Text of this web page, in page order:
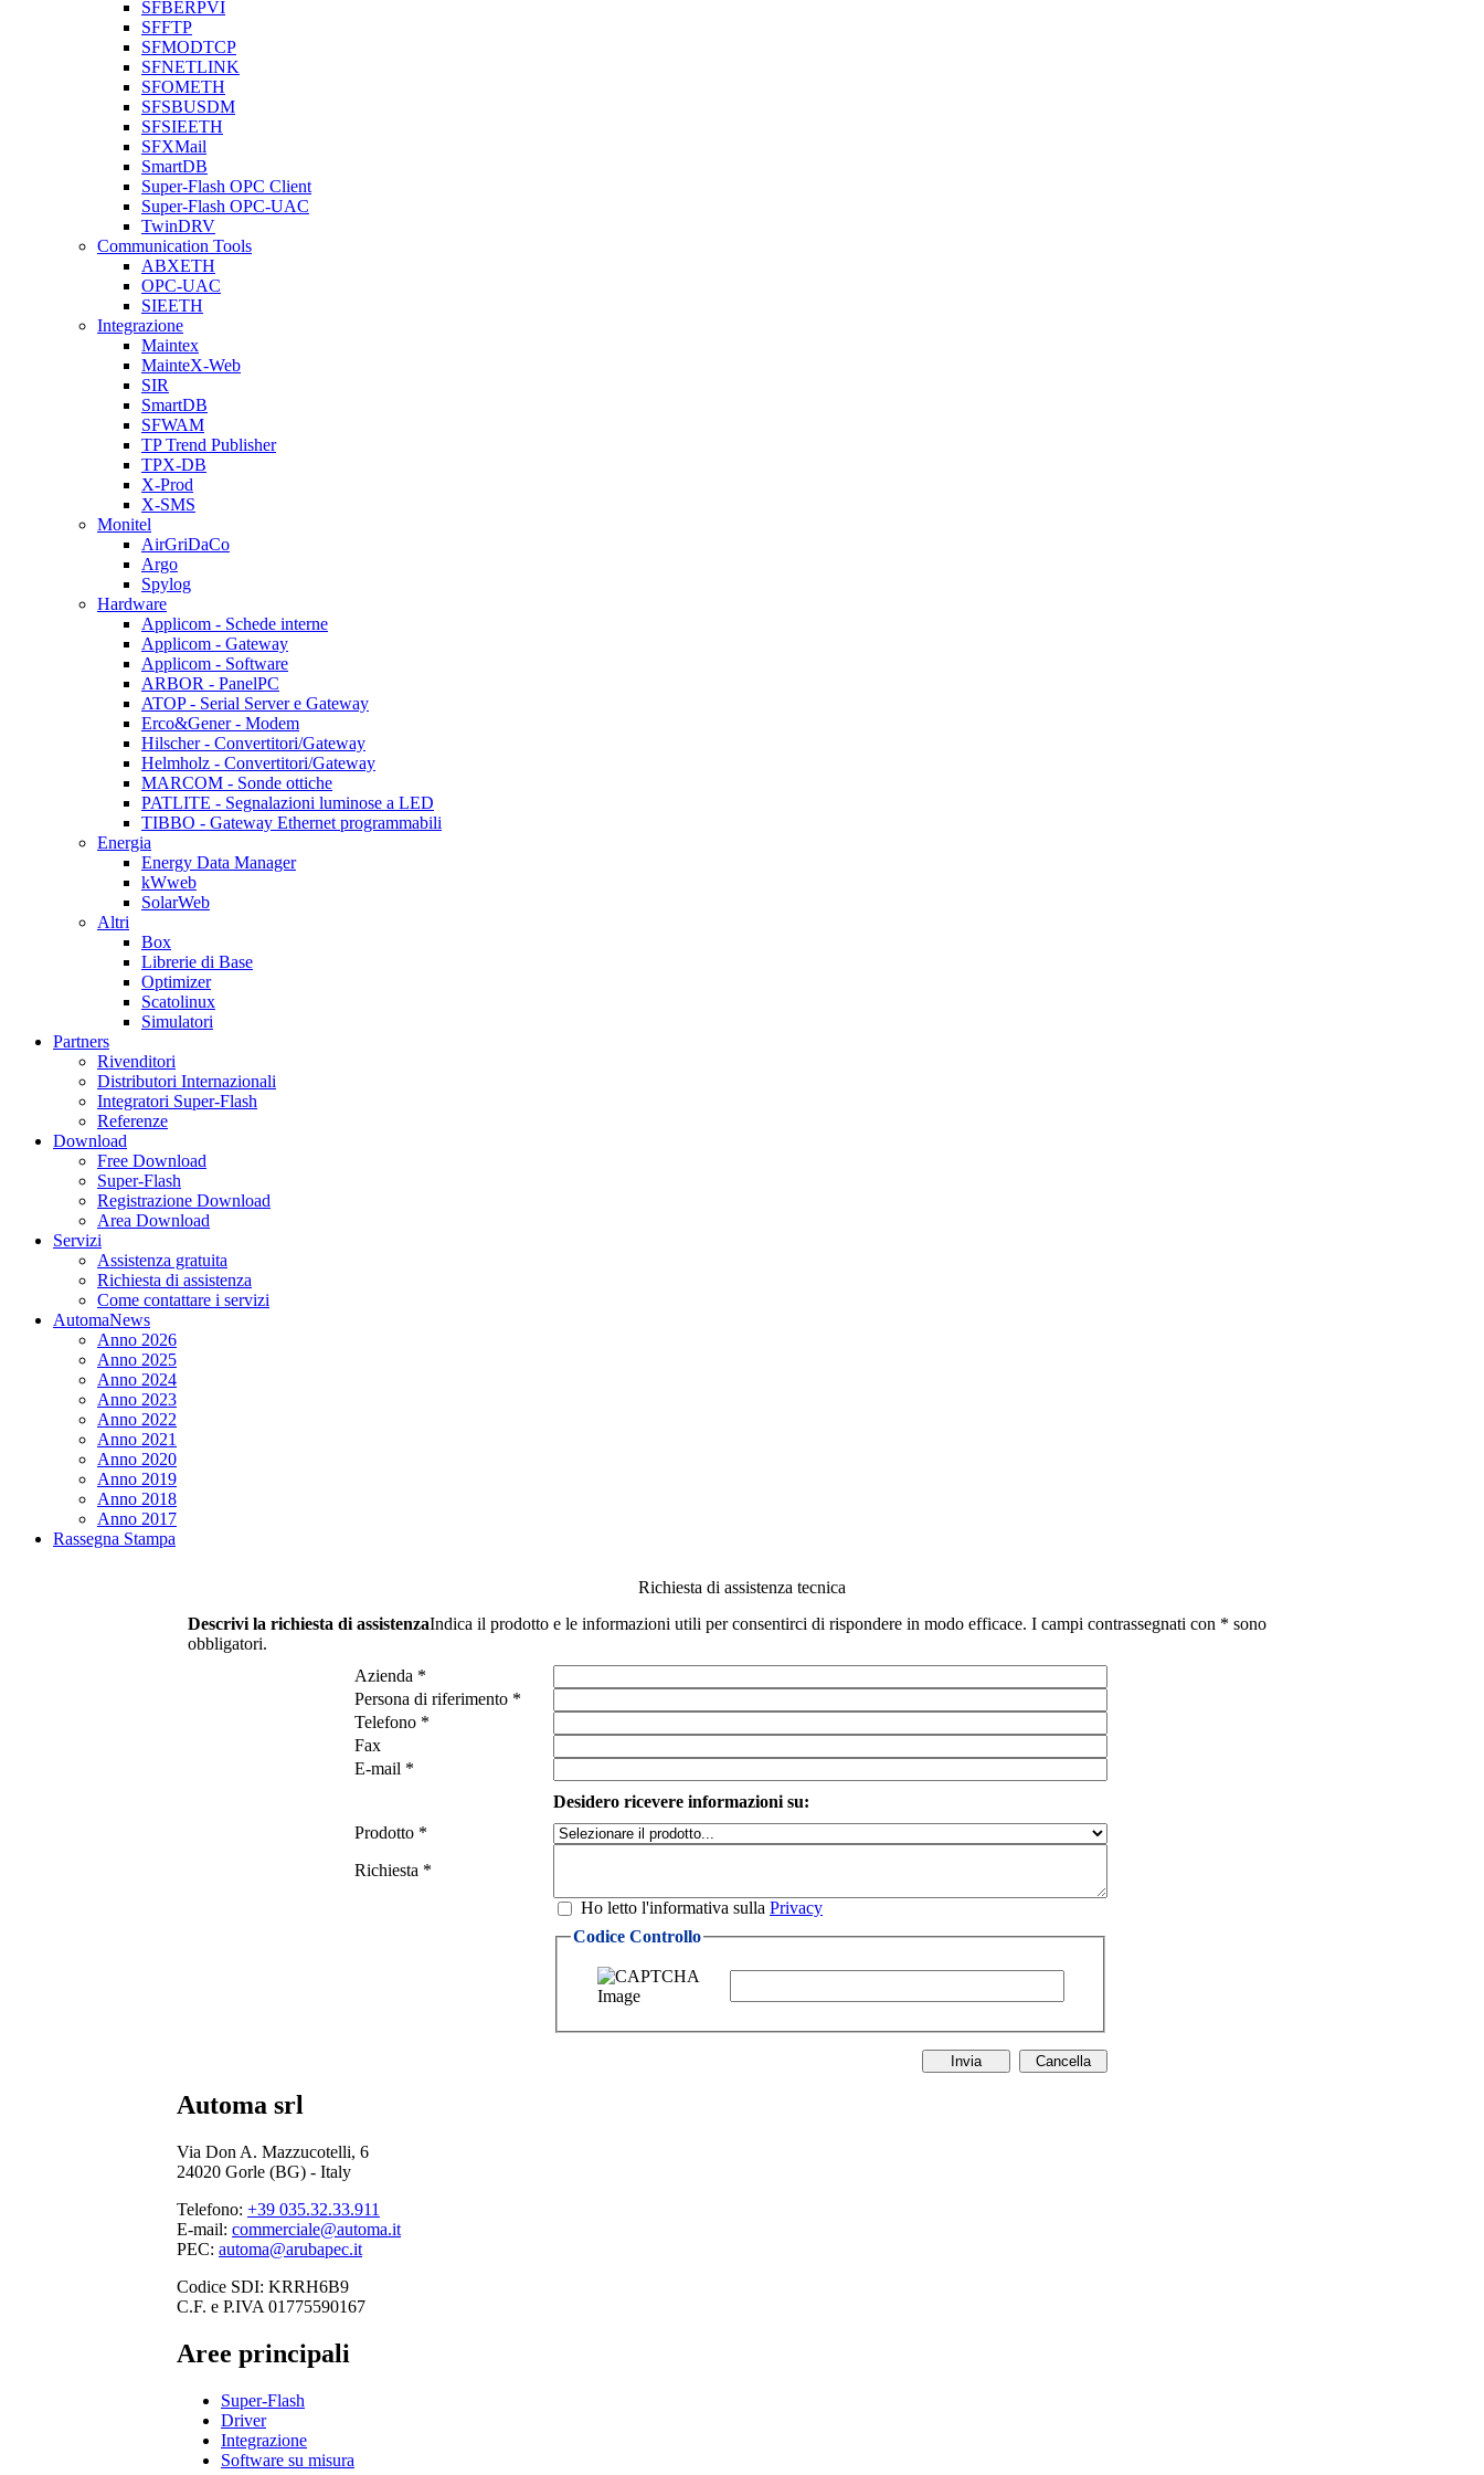
SFBERPVI
SFFTP
SFMODTCP
SFNETLINK
SFOMETH
SFSBUSDM
SFSIEETH
SFXMail
SmartDB
Super-Flash OPC Client
Super-Flash OPC-UAC
TwinDRV
Communication Tools
ABXETH
OPC-UAC
SIEETH
Integrazione
Maintex
MainteX-Web
SIR
SmartDB
SFWAM
TP Trend Publisher
TPX-DB
X-Prod
X-SMS
Monitel
AirGriDaCo
Argo
Spylog
Hardware
Applicom - Schede interne
Applicom - Gateway
Applicom - Software
ARBOR - PanelPC
ATOP - Serial Server e Gateway
Erco&Gener - Modem
Hilscher - Convertitori/Gateway
Helmholz - Convertitori/Gateway
MARCOM - Sonde ottiche
PATLITE - Segnalazioni luminose a LED
TIBBO - Gateway Ethernet programmabili
Energia
Energy Data Manager
kWweb
SolarWeb
Altri
Box
Librerie di Base
Optimizer
Scatolinux
Simulatori
Partners
Rivenditori
Distributori Internazionali
Integratori Super-Flash
Referenze
Download
Free Download
Super-Flash
Registrazione Download
Area Download
Servizi
Assistenza gratuita
Richiesta di assistenza
Come contattare i servizi
AutomaNews
Anno 2026
Anno 2025
Anno 2024
Anno 2023
Anno 2022
Anno 2021
Anno 2020
Anno 2019
Anno 2018
Anno 2017
Rassegna Stampa
Richiesta di assistenza tecnica
Descrivi la richiesta di assistenzaIndica il prodotto e le informazioni utili per consentirci di rispondere in modo efficace. I campi contrassegnati con * sono
obbligatori.
Azienda *
Persona di riferimento *
Telefono *
Fax
E-mail *
Desidero ricevere informazioni su:
Prodotto *
Richiesta *
Ho letto l'informativa sulla Privacy
Codice Controllo
Automa srl
Via Don A. Mazzucotelli, 6
24020 Gorle (BG) - Italy
Telefono: +39 035.32.33.911
E-mail: commerciale@automa.it
PEC: automa@arubapec.it
Codice SDI: KRRH6B9
C.F. e P.IVA 01775590167
Aree principali
Super-Flash
Driver
Integrazione
Software su misura